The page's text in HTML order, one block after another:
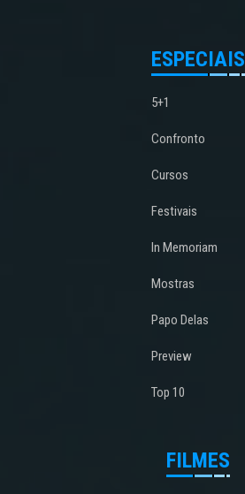
ESPECIAIS
5+1
Confronto
Cursos
Festivais
In Memoriam
Mostras
Papo Delas
Preview
Top 10
FILMES